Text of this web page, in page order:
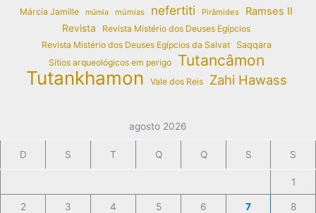
Márcia Jamille múmia múmias nefertiti Pirâmides Ramses II
Revista
Revista Mistério dos Deuses Egípcios
Revista Mistério dos Deuses Egípcios da Salvat
Saqqara
Sítios arqueológicos em perigo
Tutancâmon
Tutankhamon Vale dos Reis Zahi Hawass
agosto 2026
D S T Q Q S S
1
2 3 4 5 6 7 8